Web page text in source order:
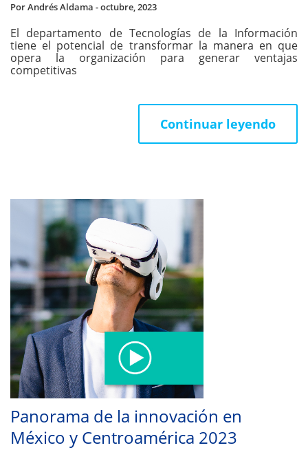
Por Andrés Aldama - octubre, 2023
El departamento de Tecnologías de la Información
tiene el potencial de transformar la manera en que
opera la organización para generar ventajas
competitivas
Continuar leyendo
Panorama de la innovación en
México y Centroamérica 2023